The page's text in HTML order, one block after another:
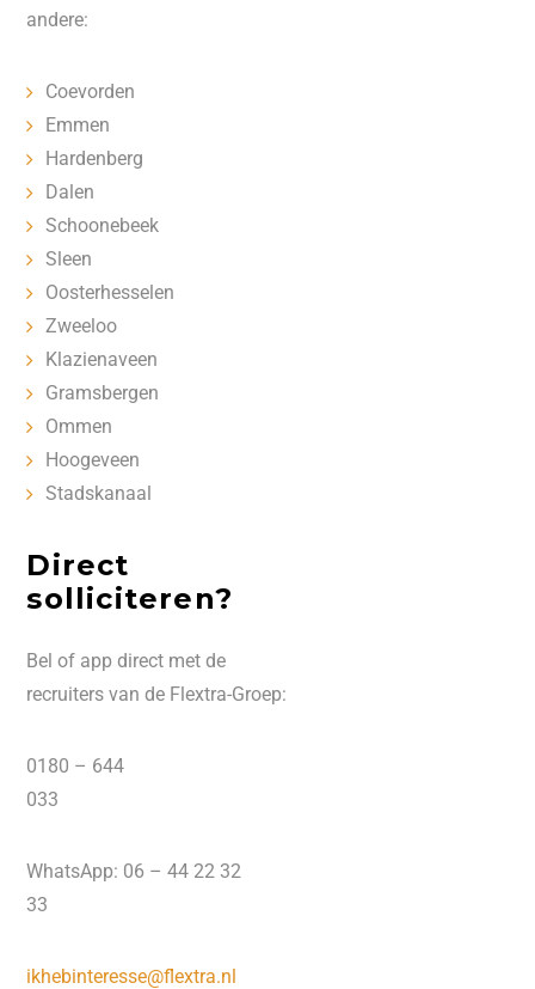
andere:
Coevorden
Emmen
Hardenberg
Dalen
Schoonebeek
Sleen
Oosterhesselen
Zweeloo
Klazienaveen
Gramsbergen
Ommen
Hoogeveen
Stadskanaal
Direct
solliciteren?
Bel of app direct met de
recruiters van de Flextra-Groep:
0180 – 644
033
WhatsApp: 06 – 44 22 32
33
ikhebinteresse@flextra.nl